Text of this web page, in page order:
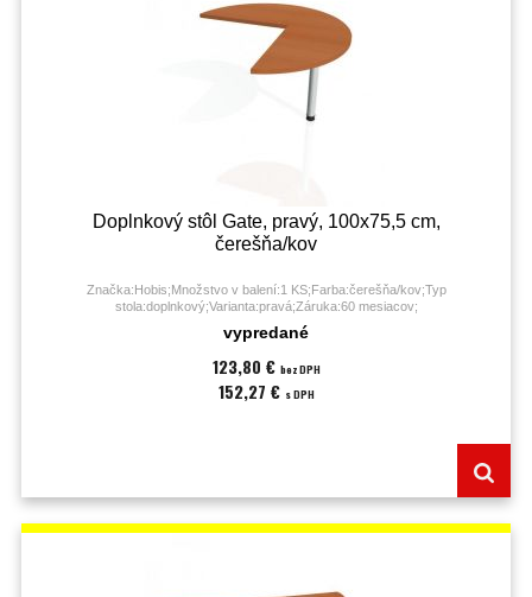
Doplnkový stôl Gate, pravý, 100x75,5 cm,
čerešňa/kov
Značka:Hobis;Množstvo v balení:1 KS;Farba:čerešňa/kov;Typ
stola:doplnkový;Varianta:pravá;Záruka:60 mesiacov;
vypredané
123,80 € bez DPH
152,27 € s DPH